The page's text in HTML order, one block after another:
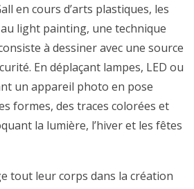
en cours d’arts plastiques, les
light painting, une technique
à dessiner avec une source
En déplaçant lampes, LED ou
un appareil photo en pose
formes, des traces colorées et
la lumière, l’hiver et les fêtes
tout leur corps dans la création